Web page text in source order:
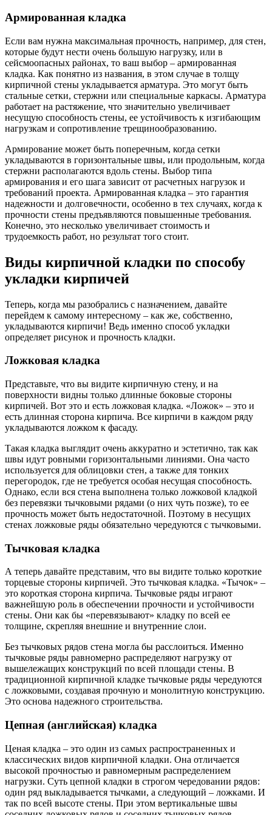
Армированная кладка
Если вам нужна максимальная прочность, например, для стен,
которые будут нести очень большую нагрузку, или в
сейсмоопасных районах, то ваш выбор – армированная
кладка. Как понятно из названия, в этом случае в толщу
кирпичной стены укладывается арматура. Это могут быть
стальные сетки, стержни или специальные каркасы. Арматура
работает на растяжение, что значительно увеличивает
несущую способность стены, ее устойчивость к изгибающим
нагрузкам и сопротивление трещинообразованию.
Армирование может быть поперечным, когда сетки
укладываются в горизонтальные швы, или продольным, когда
стержни располагаются вдоль стены. Выбор типа
армирования и его шага зависит от расчетных нагрузок и
требований проекта. Армированная кладка – это гарантия
надежности и долговечности, особенно в тех случаях, когда к
прочности стены предъявляются повышенные требования.
Конечно, это несколько увеличивает стоимость и
трудоемкость работ, но результат того стоит.
Виды кирпичной кладки по способу
укладки кирпичей
Теперь, когда мы разобрались с назначением, давайте
перейдем к самому интересному – как же, собственно,
укладываются кирпичи! Ведь именно способ укладки
определяет рисунок и прочность кладки.
Ложковая кладка
Представьте, что вы видите кирпичную стену, и на
поверхности видны только длинные боковые стороны
кирпичей. Вот это и есть ложковая кладка. «Ложок» – это и
есть длинная сторона кирпича. Все кирпичи в каждом ряду
укладываются ложком к фасаду.
Такая кладка выглядит очень аккуратно и эстетично, так как
швы идут ровными горизонтальными линиями. Она часто
используется для облицовки стен, а также для тонких
перегородок, где не требуется особая несущая способность.
Однако, если вся стена выполнена только ложковой кладкой
без перевязки тычковыми рядами (о них чуть позже), то ее
прочность может быть недостаточной. Поэтому в несущих
стенах ложковые ряды обязательно чередуются с тычковыми.
Тычковая кладка
А теперь давайте представим, что вы видите только короткие
торцевые стороны кирпичей. Это тычковая кладка. «Тычок» –
это короткая сторона кирпича. Тычковые ряды играют
важнейшую роль в обеспечении прочности и устойчивости
стены. Они как бы «перевязывают» кладку по всей ее
толщине, скрепляя внешние и внутренние слои.
Без тычковых рядов стена могла бы расслоиться. Именно
тычковые ряды равномерно распределяют нагрузку от
вышележащих конструкций по всей площади стены. В
традиционной кирпичной кладке тычковые ряды чередуются
с ложковыми, создавая прочную и монолитную конструкцию.
Это основа надежного строительства.
Цепная (английская) кладка
Ценая кладка – это один из самых распространенных и
классических видов кирпичной кладки. Она отличается
высокой прочностью и равномерным распределением
нагрузки. Суть цепной кладки в строгом чередовании рядов:
один ряд выкладывается тычками, а следующий – ложками. И
так по всей высоте стены. При этом вертикальные швы